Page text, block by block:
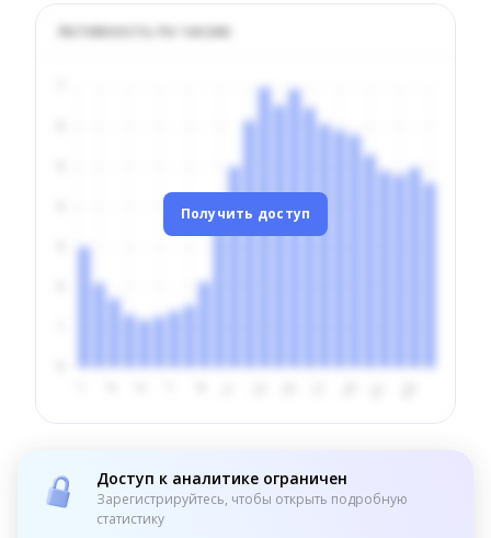
Активность по часам
Получить доступ
Доступ к аналитике ограничен
Зарегистрируйтесь, чтобы открыть подробную
статистику